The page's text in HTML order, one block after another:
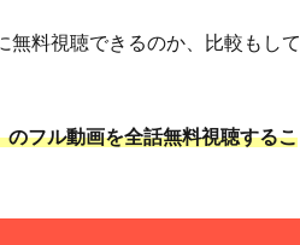
無料視聴できるのか、比較もして
フル動画を全話無料視聴するこ